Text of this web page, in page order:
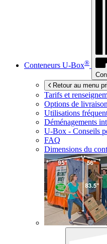
Conteneurs U-Box®
Retour au menu
Tarifs et
Options de livraison
Utilisations
Déménagements
U-Box - Conseils
FAQ
Dimensions du